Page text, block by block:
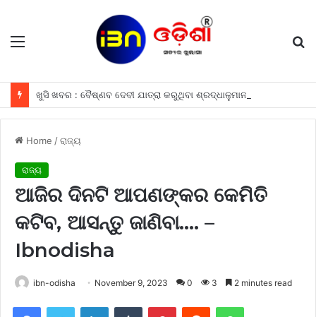
Menu
Home /ରାଜ୍ୟ
ରାଜ୍ୟ
ଆଜିର ଦିନଟି ଆପଣଙ୍କର କେମିତି
କଟିବ, ଆସନ୍ତୁ ଜାଣିବା…. –
Ibnodisha
ibn-odisha November 9, 2023 0 3 2 minutes read
FacebookTwitter LinkedInTumblr PinterestReddit WhatsApp